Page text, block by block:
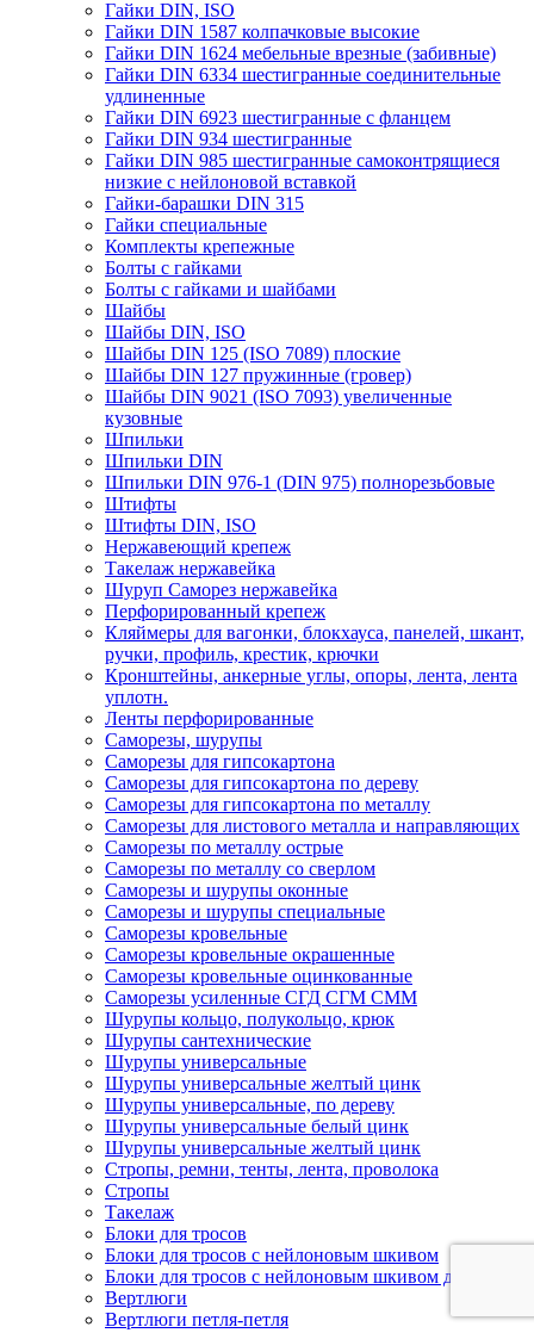
Гайки DIN, ISO
Гайки DIN 1587 колпачковые высокие
Гайки DIN 1624 мебельные врезные (забивные)
Гайки DIN 6334 шестигранные соединительные
удлиненные
Гайки DIN 6923 шестигранные с фланцем
Гайки DIN 934 шестигранные
Гайки DIN 985 шестигранные самоконтрящиеся
низкие с нейлоновой вставкой
Гайки-барашки DIN 315
Гайки специальные
Комплекты крепежные
Болты с гайками
Болты с гайками и шайбами
Шайбы
Шайбы DIN, ISO
Шайбы DIN 125 (ISO 7089) плоские
Шайбы DIN 127 пружинные (гровер)
Шайбы DIN 9021 (ISO 7093) увеличенные
кузовные
Шпильки
Шпильки DIN
Шпильки DIN 976-1 (DIN 975) полнорезьбовые
Штифты
Штифты DIN, ISO
Нержавеющий крепеж
Такелаж нержавейка
Шуруп Саморез нержавейка
Перфорированный крепеж
Кляймеры для вагонки, блокхауса, панелей, шкант,
ручки, профиль, крестик, крючки
Кронштейны, анкерные углы, опоры, лента, лента
уплотн.
Ленты перфорированные
Саморезы, шурупы
Саморезы для гипсокартона
Саморезы для гипсокартона по дереву
Саморезы для гипсокартона по металлу
Саморезы для листового металла и направляющих
Саморезы по металлу острые
Саморезы по металлу со сверлом
Саморезы и шурупы оконные
Саморезы и шурупы специальные
Саморезы кровельные
Саморезы кровельные окрашенные
Саморезы кровельные оцинкованные
Саморезы усиленные СГД СГМ СММ
Шурупы кольцо, полукольцо, крюк
Шурупы сантехнические
Шурупы универсальные
Шурупы универсальные желтый цинк
Шурупы универсальные, по дереву
Шурупы универсальные белый цинк
Шурупы универсальные желтый цинк
Стропы, ремни, тенты, лента, проволока
Стропы
Такелаж
Блоки для тросов
Блоки для тросов с нейлоновым шкивом
Блоки для тросов с нейлоновым шкивом двойные
Вертлюги
Вертлюги петля-петля